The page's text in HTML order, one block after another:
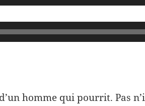
d’un homme qui pourrit. Pas